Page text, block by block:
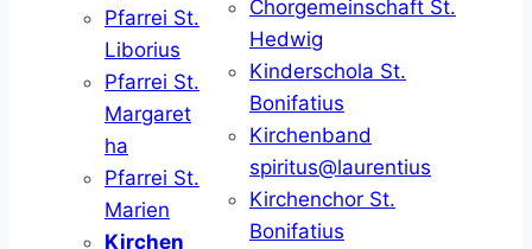
Pfarrei St.
Liborius
Pfarrei St.
Margaret
ha
Pfarrei St.
Marien
Kirchen
Chorgemeinschaft St.
Hedwig
Kinderschola St.
Bonifatius
Kirchenband
spiritus@laurentius
Kirchenchor St.
Bonifatius